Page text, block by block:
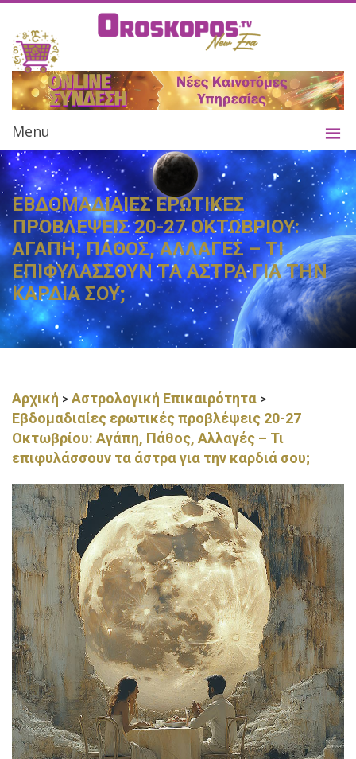
Menu
ΕΒΔΟΜΑΔΙΑΙΕΣ ΕΡΩΤΙΚΕΣ
ΠΡΟΒΛΕΨΕΙΣ 20-27 ΟΚΤΩΒΡΙΟΥ:
ΑΓΑΠΗ, ΠΑΘΟΣ, ΑΛΛΑΓΕΣ – ΤΙ
ΕΠΙΦΥΛΑΣΣΟΥΝ ΤΑ ΑΣΤΡΑ ΓΙΑ ΤΗΝ
ΚΑΡΔΙΑ ΣΟΥ;
Αρχική > Αστρολογική Επικαιρότητα >
Εβδομαδιαίες ερωτικές προβλέψεις 20-27
Οκτωβρίου: Αγάπη, Πάθος, Αλλαγές – Τι
επιφυλάσσουν τα άστρα για την καρδιά σου;